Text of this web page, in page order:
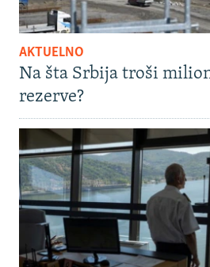
AKTUELNO
Na šta Srbija troši
rezerve?